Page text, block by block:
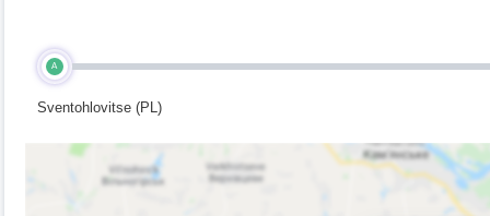
A
Sventohlovitse (PL)